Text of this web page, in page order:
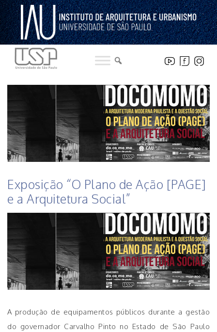
Pular
para
o
conteúdo
Exposição “O Plano de Ação [PAGE]
e a Arquitetura Social”
A produção de equipamentos públicos durante a gestão
do governador Carvalho Pinto no Estado de São Paulo